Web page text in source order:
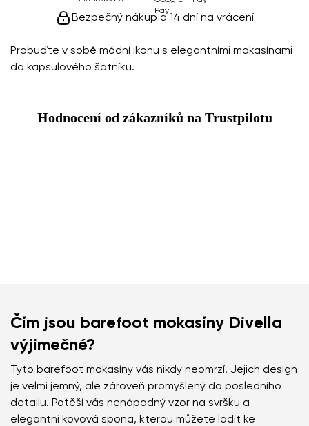
Probuďte v sobě módní ikonu s elegantními mokasínami
do kapsulového šatníku.
Bezpečný nákup a 14 dní na vrácení
Hodnocení od zákazníků na Trustpilotu
Čím jsou barefoot mokasíny Divella
výjimečné?
Tyto barefoot mokasíny vás nikdy neomrzí. Jejich design
je velmi jemný, ale zároveň promyšlený do posledního
detailu. Potěší vás nenápadný vzor na svršku a
elegantní kovová spona, kterou můžete ladit ke